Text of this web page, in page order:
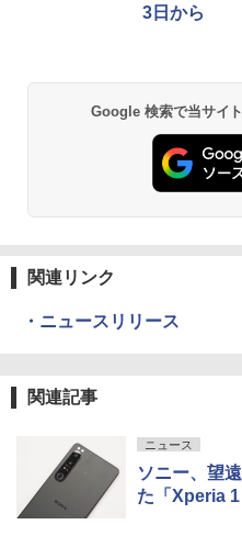
3日から
Google 検索で当サイ
関連リンク
・ニュースリリース
関連記事
ニュース
ソニー、望
た「Xperia